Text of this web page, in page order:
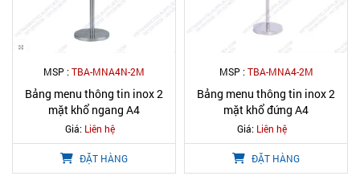
MSP :TBA-MNA4N-2M
Bảng menu thông tin inox 2
mặt khổ ngang A4
Giá: Liên hệ
ĐẶT HÀNG
MSP :TBA-MNA4-2M
Bảng menu thông tin inox 2
mặt khổ đứng A4
Giá: Liên hệ
ĐẶT HÀNG